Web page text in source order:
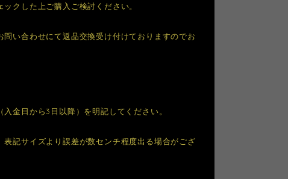
クした上ご購入ご検討ください。
い合わせにて返品交換受け付けておりますのでお
金日から3日以降）を明記してください。
記サイズより誤差が数センチ程度出る場合がござ